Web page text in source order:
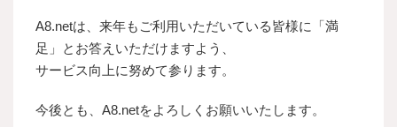
A8.netは、来年もご利用いただいている皆様に「満
足」とお答えいただけますよう、
サービス向上に努めて参ります。
今後とも、A8.netをよろしくお願いいたします。